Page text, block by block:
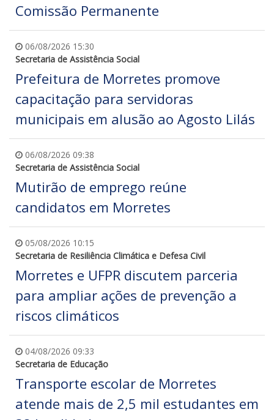
Comissão Permanente
06/08/2026 15:30
Secretaria de Assistência Social
Prefeitura de Morretes promove
capacitação para servidoras
municipais em alusão ao Agosto Lilás
06/08/2026 09:38
Secretaria de Assistência Social
Mutirão de emprego reúne
candidatos em Morretes
05/08/2026 10:15
Secretaria de Resiliência Climática e Defesa Civil
Morretes e UFPR discutem parceria
para ampliar ações de prevenção a
riscos climáticos
04/08/2026 09:33
Secretaria de Educação
Transporte escolar de Morretes
atende mais de 2,5 mil estudantes em